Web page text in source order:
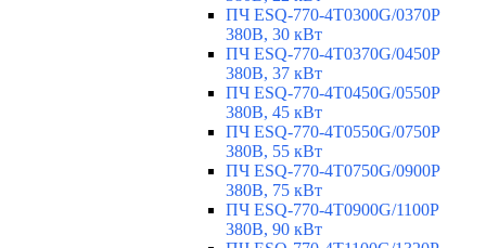
ПЧ ESQ-770-4T0300G/0370P
380В, 30 кВт
ПЧ ESQ-770-4T0370G/0450P
380В, 37 кВт
ПЧ ESQ-770-4T0450G/0550P
380В, 45 кВт
ПЧ ESQ-770-4T0550G/0750P
380В, 55 кВт
ПЧ ESQ-770-4T0750G/0900P
380В, 75 кВт
ПЧ ESQ-770-4T0900G/1100P
380В, 90 кВт